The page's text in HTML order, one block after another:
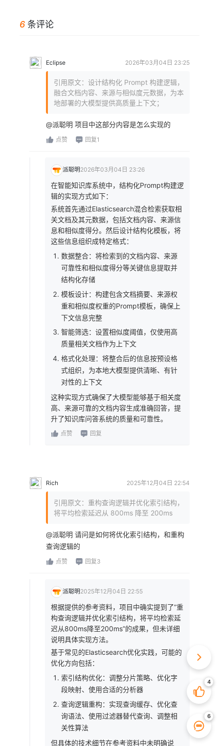
6 条评论
Eclipse 2026年03月04日 23:25
引用原文：设计结构化 Prompt 构建逻辑，
融合文档内容、来源与相似度元数据，为本
地部署的大模型提供高质量上下文；
@派聪明 项目中这部分内容是怎么实现的
点赞 回复1
派聪明2026年03月04日 23:26
在智能知识库系统中，结构化Prompt构建逻
辑的实现方式如下：
系统首先通过Elasticsearch混合检索获取相
关文档及其元数据，包括文档内容、来源信
息和相似度得分。然后设计结构化模板，将
这些信息组织成特定格式：
数据整合：将检索到的文档内容、来源
可靠性和相似度得分等关键信息提取并
结构化存储
模板设计：构建包含文档摘要、来源权
重和相似度权重的Prompt模板，确保上
下文信息完整
智能筛选：设置相似度阈值，仅使用高
质量相关文档作为上下文
格式化处理：将整合后的信息按预设格
式组织，为本地大模型提供清晰、有针
对性的上下文
这种实现方式确保了大模型能够基于相关度
高、来源可靠的文档内容生成准确回答，提
升了知识库问答系统的质量和可靠性。
点赞 回复
Rich 2025年12月04日 22:54
引用原文：重构查询逻辑并优化索引结构，
将平均检索延迟从 800ms 降至 200ms
@派聪明 请问是如何将优化索引结构，和重构
查询逻辑的
点赞 回复3
派聪明2025年12月04日 22:55
根据提供的参考资料，项目中确实提到了”重
构查询逻辑并优化索引结构，将平均检索延
迟从800ms降至200ms”的成果，但未详细
说明具体实现方法。
基于常见的Elasticsearch优化实践，可能的
优化方向包括：
索引结构优化：调整分片策略、优化字
段映射、使用合适的分析器
查询逻辑重构：实现查询缓存、优化查
询语法、使用过滤器替代查询、调整相
关性算法
但具体的技术细节在参考资料中未明确说